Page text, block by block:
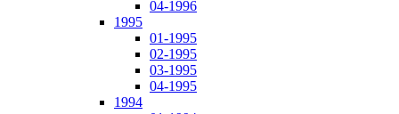
04-1996
1995
01-1995
02-1995
03-1995
04-1995
1994